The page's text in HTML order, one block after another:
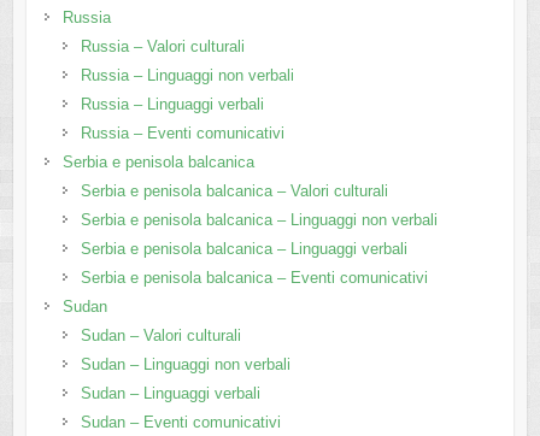
Russia
Russia – Valori culturali
Russia – Linguaggi non verbali
Russia – Linguaggi verbali
Russia – Eventi comunicativi
Serbia e penisola balcanica
Serbia e penisola balcanica – Valori culturali
Serbia e penisola balcanica – Linguaggi non verbali
Serbia e penisola balcanica – Linguaggi verbali
Serbia e penisola balcanica – Eventi comunicativi
Sudan
Sudan – Valori culturali
Sudan – Linguaggi non verbali
Sudan – Linguaggi verbali
Sudan – Eventi comunicativi